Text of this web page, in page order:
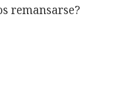
remansarse?